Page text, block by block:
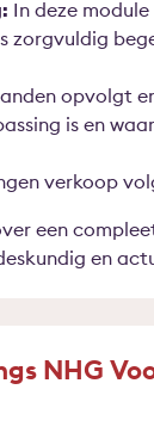
In deze
zorgvuldig
opvolgt
is en
verkoop
een
en
NHG